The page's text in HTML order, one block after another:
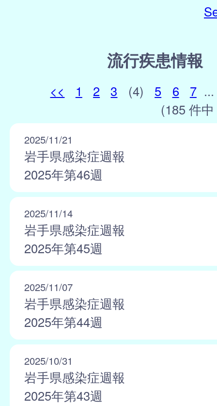
流行疾患情報
<< 1 2 3 (4) 5 6 7 ...
(185 件
2025/11/21
岩手県感染症週報
2025年第46週
2025/11/14
岩手県感染症週報
2025年第45週
2025/11/07
岩手県感染症週報
2025年第44週
2025/10/31
岩手県感染症週報
2025年第43週